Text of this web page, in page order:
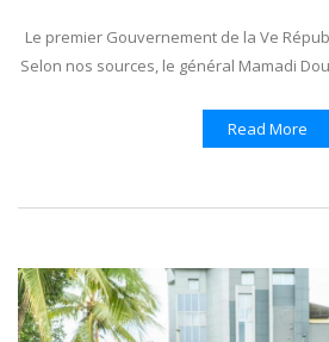
Le premier Gouvernement de la Ve
Selon nos sources, le général Mamadi
Read More